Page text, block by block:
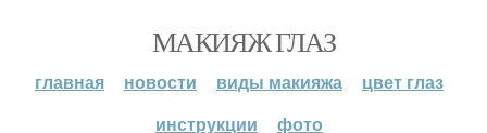
МАКИЯЖ ГЛАЗ
главная новости виды макияжа
цвет глаз
инструкции
фото